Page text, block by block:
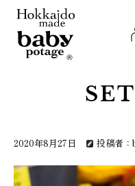
2020年8月27日 投稿者